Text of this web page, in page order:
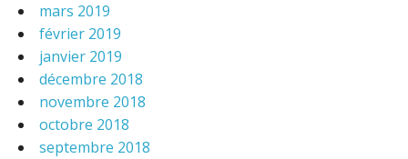
mars 2019
février 2019
janvier 2019
décembre 2018
novembre 2018
octobre 2018
septembre 2018